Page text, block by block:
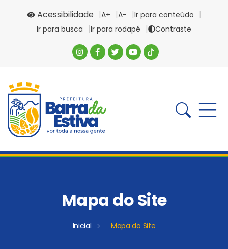
Acessibilidade A+ A-
Ir para conteúdo
Ir para busca
Ir para rodapé Contraste
Mapa do Site
Inicial Mapa do Site